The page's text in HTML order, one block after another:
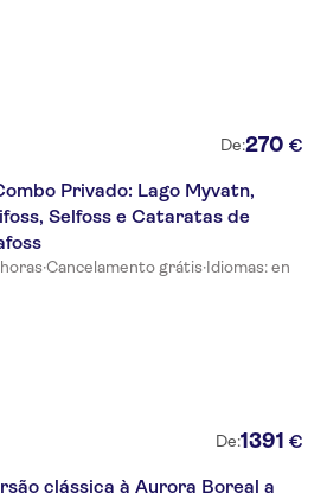
point: Hof
De:270 €
Privado: Lago Myvatn,
Selfoss e Cataratas de
·Cancelamento grátis·Idiomas: en
De:1391 €
clássica à Aurora Boreal a